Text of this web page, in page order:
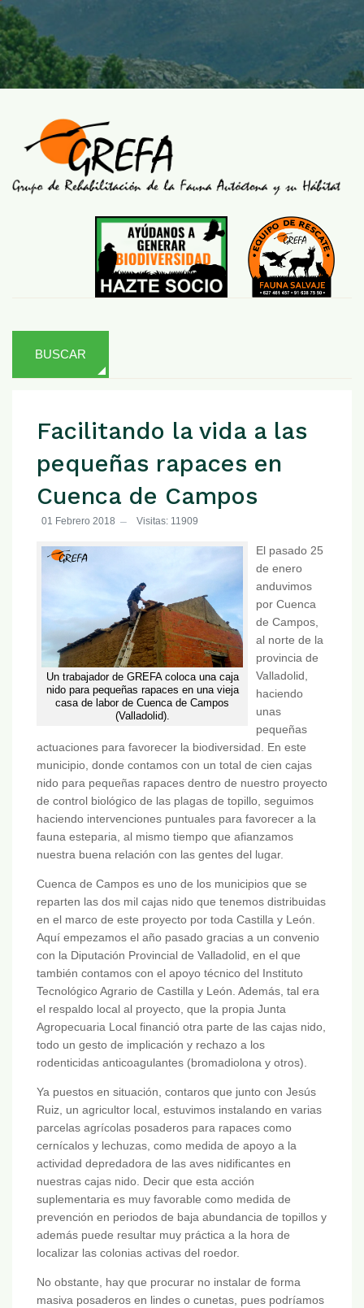
BUSCAR
Facilitando la vida a las
pequeñas rapaces en
Cuenca de Campos
01 Febrero 2018 Visitas: 11909
Un trabajador de GREFA coloca una caja
nido para pequeñas rapaces en una vieja
casa de labor de Cuenca de Campos
(Valladolid).
El pasado 25
de enero
anduvimos
por Cuenca
de Campos,
al norte de la
provincia de
Valladolid,
haciendo
unas
pequeñas
actuaciones para favorecer la biodiversidad. En este
municipio, donde contamos con un total de cien cajas
nido para pequeñas rapaces dentro de nuestro proyecto
de control biológico de las plagas de topillo, seguimos
haciendo intervenciones puntuales para favorecer a la
fauna esteparia, al mismo tiempo que afianzamos
nuestra buena relación con las gentes del lugar.
Cuenca de Campos es uno de los municipios que se
reparten las dos mil cajas nido que tenemos distribuidas
en el marco de este proyecto por toda Castilla y León.
Aquí empezamos el año pasado gracias a un convenio
con la Diputación Provincial de Valladolid, en el que
también contamos con el apoyo técnico del Instituto
Tecnológico Agrario de Castilla y León. Además, tal era
el respaldo local al proyecto, que la propia Junta
Agropecuaria Local financió otra parte de las cajas nido,
todo un gesto de implicación y rechazo a los
rodenticidas anticoagulantes (bromadiolona y otros).
Ya puestos en situación, contaros que junto con Jesús
Ruiz, un agricultor local, estuvimos instalando en varias
parcelas agrícolas posaderos para rapaces como
cernícalos y lechuzas, como medida de apoyo a la
actividad depredadora de las aves nidificantes en
nuestras cajas nido. Decir que esta acción
suplementaria es muy favorable como medida de
prevención en periodos de baja abundancia de topillos y
además puede resultar muy práctica a la hora de
localizar las colonias activas del roedor.
No obstante, hay que procurar no instalar de forma
masiva posaderos en lindes o cunetas, pues podríamos